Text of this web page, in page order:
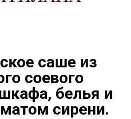
саше из
соевого
белья и
сирени.